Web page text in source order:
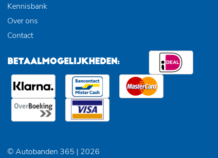
Kennisbank
Over ons
Contact
BETAALMOGELIJKHEDEN:
© Autobanden 365 | 2026